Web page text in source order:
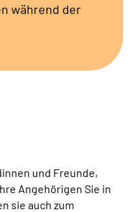
während der
und Freunde,
Angehörigen Sie in
sie auch zum